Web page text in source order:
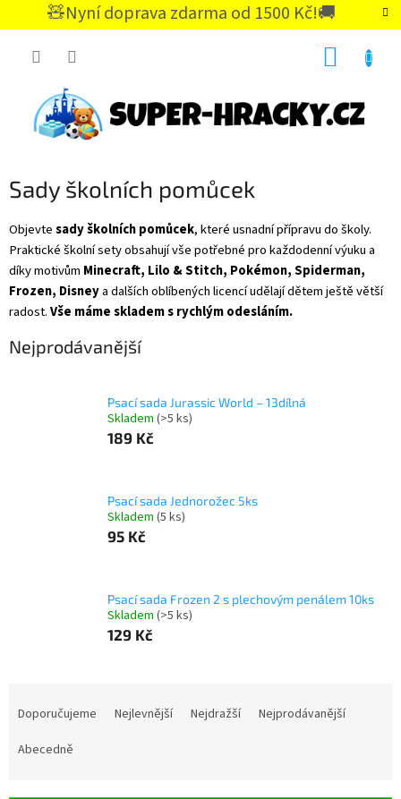
🧸Nyní doprava zdarma od 1500 Kč!🚚
CZK
Sady školních pomůcek
Objevtesady školních pomůcek, které usnadní přípravu do školy.
Praktické školní sety obsahují vše potřebné pro každodenní výuku a
díky motivům Minecraft, Lilo & Stitch, Pokémon, Spiderman,
Frozen, Disneya dalších oblíbených licencí udělají dětem ještě větší
radost.Vše máme skladem s rychlým odesláním.
Nejprodávanější
Psací sada Jurassic World – 13dílná
Skladem (>5 ks)
189 Kč
Psací sada Jednorožec 5ks
Skladem (5 ks)
95 Kč
Psací sada Frozen 2 s plechovým penálem 10ks
Skladem (>5 ks)
129 Kč
Doporučujeme Nejlevnější Nejdražší
Nejprodávanější
Abecedně